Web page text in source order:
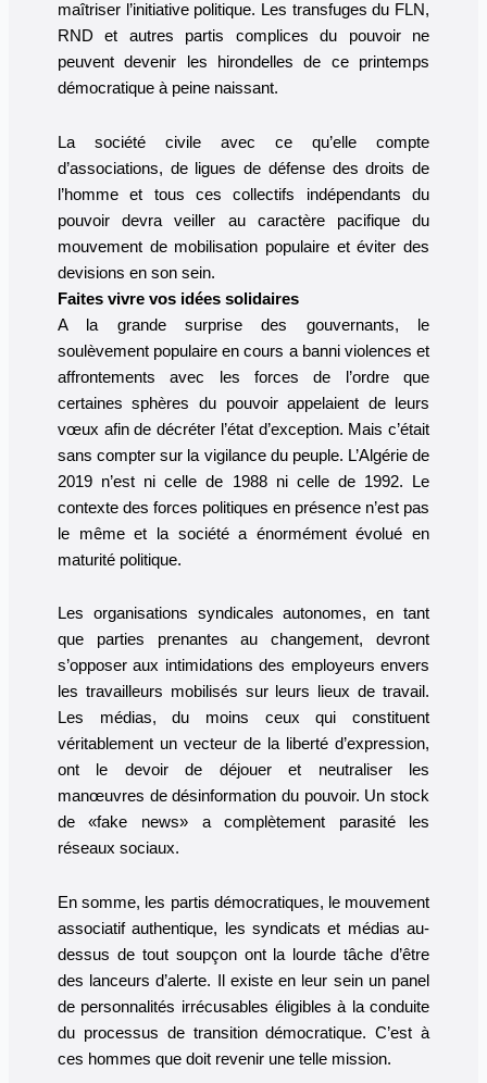
maîtriser l’initiative politique. Les transfuges du FLN,
RND et autres partis complices du pouvoir ne
peuvent devenir les hirondelles de ce printemps
démocratique à peine naissant.
La société civile avec ce qu’elle compte
d’associations, de ligues de défense des droits de
l’homme et tous ces collectifs indépendants du
pouvoir devra veiller au caractère pacifique du
mouvement de mobilisation populaire et éviter des
devisions en son sein.
Faites vivre vos idées solidaires
A la grande surprise des gouvernants, le
soulèvement populaire en cours a banni violences et
affrontements avec les forces de l’ordre que
certaines sphères du pouvoir appelaient de leurs
vœux afin de décréter l’état d’exception. Mais c’était
sans compter sur la vigilance du peuple. L’Algérie de
2019 n’est ni celle de 1988 ni celle de 1992. Le
contexte des forces politiques en présence n’est pas
le même et la société a énormément évolué en
maturité politique.
Les organisations syndicales autonomes, en tant
que parties prenantes au changement, devront
s’opposer aux intimidations des employeurs envers
les travailleurs mobilisés sur leurs lieux de travail.
Les médias, du moins ceux qui constituent
véritablement un vecteur de la liberté d’expression,
ont le devoir de déjouer et neutraliser les
manœuvres de désinformation du pouvoir. Un stock
de «fake news» a complètement parasité les
réseaux sociaux.
En somme, les partis démocratiques, le mouvement
associatif authentique, les syndicats et médias au-
dessus de tout soupçon ont la lourde tâche d’être
des lanceurs d’alerte. Il existe en leur sein un panel
de personnalités irrécusables éligibles à la conduite
du processus de transition démocratique. C’est à
ces hommes que doit revenir une telle mission.